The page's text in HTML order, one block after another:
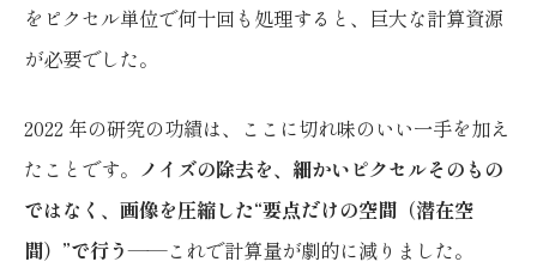
をピクセル単位で何十回も処理すると、巨大な計算資源
が必要でした。
2022 年の研究の功績は、ここに切れ味のいい一手を加え
たことです。 ノイズの除去を、細かいピクセルそのもの
ではなく、画像を圧縮した“要点だけの空間（潜在空
間）”で行う——これで計算量が劇的に減りました。